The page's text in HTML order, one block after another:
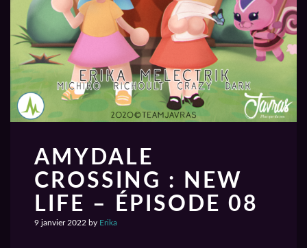
AMYDALE
CROSSING : NEW
LIFE – ÉPISODE 08
9 janvier 2022 by Erika